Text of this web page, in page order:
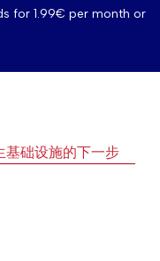
for 1.99€ per month or
基础设施的下一步